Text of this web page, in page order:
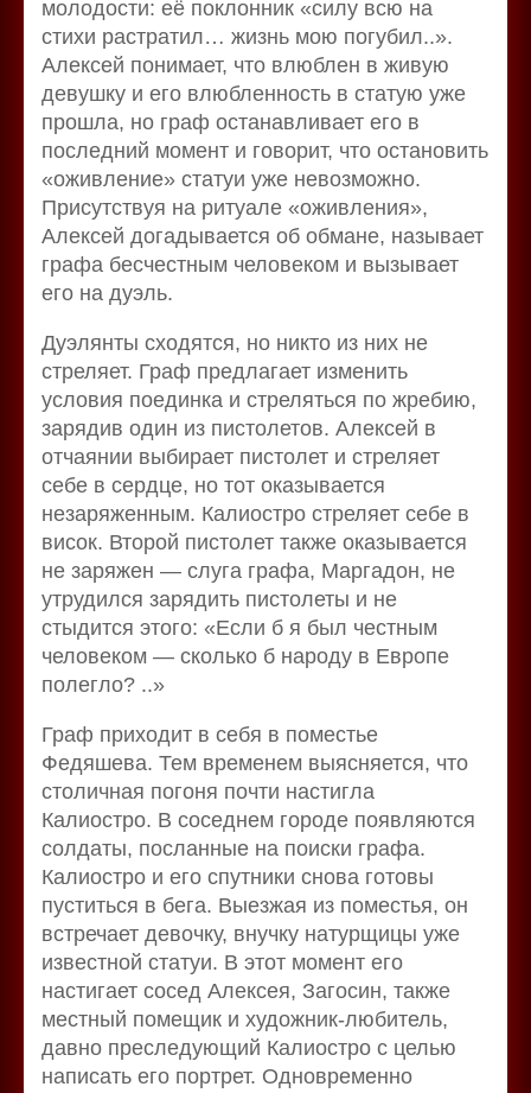
молодости: её поклонник «силу всю на
стихи растратил… жизнь мою погубил..».
Алексей понимает, что влюблен в живую
девушку и его влюбленность в статую уже
прошла, но граф останавливает его в
последний момент и говорит, что остановить
«оживление» статуи уже невозможно.
Присутствуя на ритуале «оживления»,
Алексей догадывается об обмане, называет
графа бесчестным человеком и вызывает
его на дуэль.
Дуэлянты сходятся, но никто из них не
стреляет. Граф предлагает изменить
условия поединка и стреляться по жребию,
зарядив один из пистолетов. Алексей в
отчаянии выбирает пистолет и стреляет
себе в сердце, но тот оказывается
незаряженным. Калиостро стреляет себе в
висок. Второй пистолет также оказывается
не заряжен — слуга графа, Маргадон, не
утрудился зарядить пистолеты и не
стыдится этого: «Если б я был честным
человеком — сколько б народу в Европе
полегло? ..»
Граф приходит в себя в поместье
Федяшева. Тем временем выясняется, что
столичная погоня почти настигла
Калиостро. В соседнем городе появляются
солдаты, посланные на поиски графа.
Калиостро и его спутники снова готовы
пуститься в бега. Выезжая из поместья, он
встречает девочку, внучку натурщицы уже
известной статуи. В этот момент его
настигает сосед Алексея, Загосин, также
местный помещик и художник-любитель,
давно преследующий Калиостро с целью
написать его портрет. Одновременно